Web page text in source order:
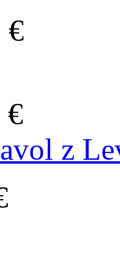
€
€
z